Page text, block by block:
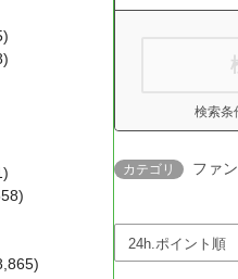
検索条
カテゴリ ファ